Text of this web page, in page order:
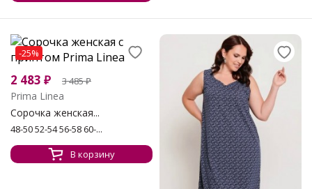
-25%
2 483 ₽ 3 485₽
Prima Linea
Сорочка женская...
48-50 52-54 56-58 60-...
В корзину